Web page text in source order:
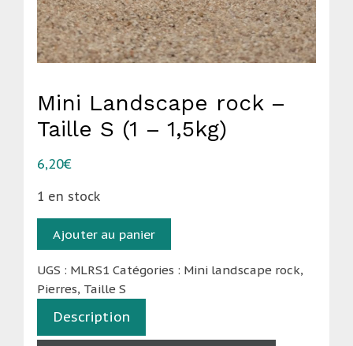
Mini Landscape rock –
Taille S (1 – 1,5kg)
6,20€
1 en stock
quantité
de
Mini
Landscape
rock
-
Ajouter au panier
UGS : MLRS1 Catégories : Mini landscape rock,
Pierres, Taille S
Description